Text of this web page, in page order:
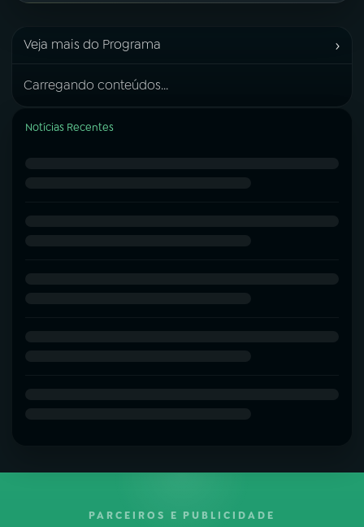
Veja mais do Programa ›
Carregando conteúdos...
Notícias Recentes
PARCEIROS E PUBLICIDADE